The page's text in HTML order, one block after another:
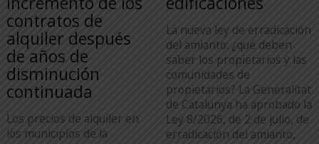
contratos de
alquiler después
de años de
disminución
continuada
Los precios de alquiler en
los municipios de la
La nueva ley de erradicación
del amianto: ¿qué deben
saber los propietarios y las
comunidades de
propietarios? La Generalitat
de Catalunya ha aprobado la
Ley 8/2026, de 2 de julio, de
erradicación del amianto,